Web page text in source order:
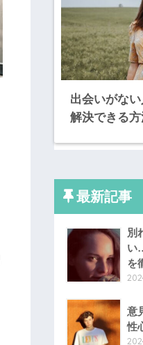
出会いがな
解決できる方
最新記事
別
い
を
意
性